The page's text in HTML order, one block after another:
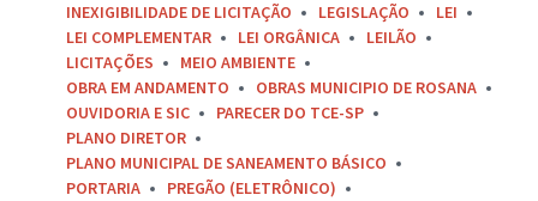
INEXIGIBILIDADE DE LICITAÇÃO
LEGISLAÇÃO
LEI
LEI COMPLEMENTAR
LEI ORGÂNICA
LEILÃO
LICITAÇÕES
MEIO AMBIENTE
OBRA EM ANDAMENTO
OBRAS MUNICIPIO DE ROSANA
OUVIDORIA E SIC
PARECER DO TCE-SP
PLANO DIRETOR
PLANO MUNICIPAL DE SANEAMENTO BÁSICO
PORTARIA
PREGÃO (ELETRÔNICO)